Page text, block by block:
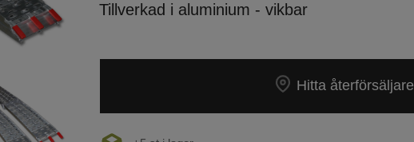
Tillverkad i aluminium - vikbar
Hitta återförsäljare